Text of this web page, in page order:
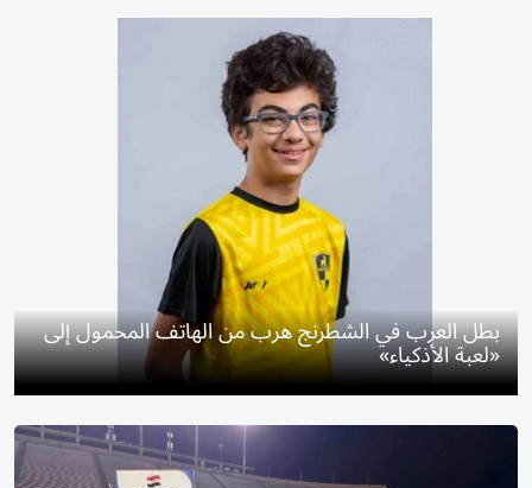
بطل العرب في الشطرنج هرب من الهاتف المحمول إلى
«لعبة الأذكياء»